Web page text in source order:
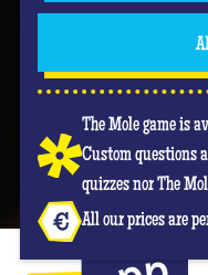
The Mole game is
Custom questions
quizzes nor The
All our prices are